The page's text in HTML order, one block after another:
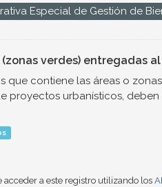
Especial de Gestión de
verdes) entregadas
que contiene las áreas o
proyectos urbanísticos, deben
a este registro utilizando los